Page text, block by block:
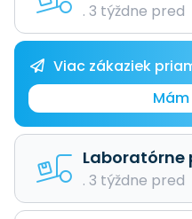
. 3 týždne pred
Viac zákaziek
Laboratórne
. 3 týždne pred